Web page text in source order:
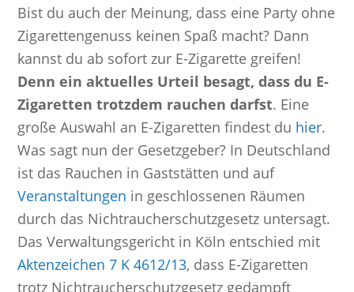
Bist du auch der Meinung, dass eine Party ohne
Zigarettengenuss keinen Spaß macht? Dann
kannst du ab sofort zur E-Zigarette greifen!
Denn ein aktuelles Urteil besagt, dass du E-
Zigaretten trotzdem rauchen darfst. Eine
große Auswahl an E-Zigaretten findest du hier.
Was sagt nun der Gesetzgeber? In Deutschland
ist das Rauchen in Gaststätten und auf
Veranstaltungen in geschlossenen Räumen
durch das Nichtraucherschutzgesetz untersagt.
Das Verwaltungsgericht in Köln entschied mit
Aktenzeichen 7 K 4612/13, dass E-Zigaretten
trotz Nichtraucherschutzgesetz gedampft